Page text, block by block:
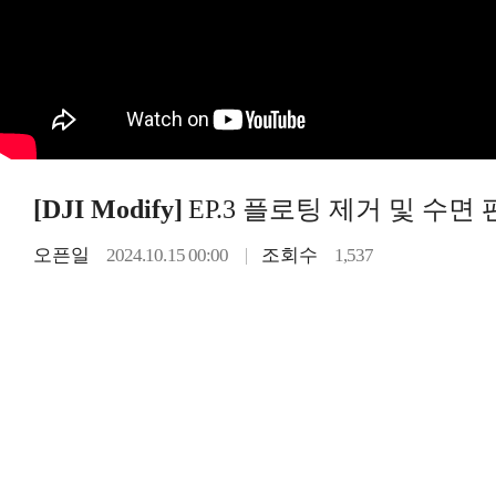
[DJI Modify] EP.3 플로팅 제거 및 수면
오픈일 2024.10.15 00:00 조회수 1,537